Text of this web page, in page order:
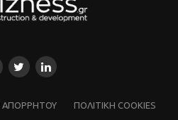
ΑΠΟΡΡΗΤΟΥ ΠΟΛΙΤΙΚΗ COOKIES